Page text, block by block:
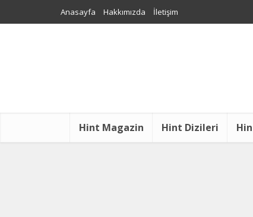
Anasayfa Hakkımızda İletişim
Hint Magazin Hint Dizileri